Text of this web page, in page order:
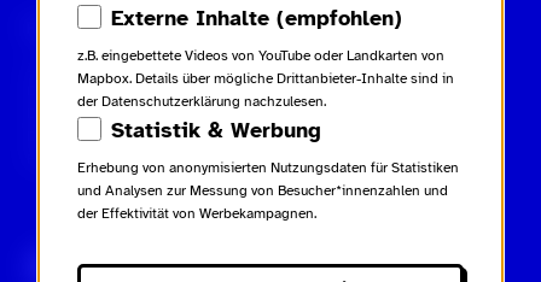
Rechtliches
Datenschutzerklärung
Datenschutzerklärung TikTok
Datenschutzerklärung Meta
Erklärung zur Barrierefreiheit
Kampagne
Glossar
Beiträge
Downloads
Kontakt
TikTokInstagram
Externe Inhalte (empfohlen)
z.B. eingebettete Videos von YouTube oder Landkarten von
Mapbox. Details über mögliche Drittanbieter-Inhalte sind in
der Datenschutzerklärung nachzulesen.
Statistik & Werbung
Erhebung von anonymisierten Nutzungsdaten für Statistiken
und Analysen zur Messung von Besucher*innenzahlen und
der Effektivität von Werbekampagnen.